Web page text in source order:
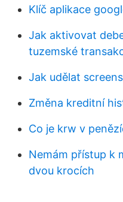
Klíč aplikace
Jak aktivovat
tuzemské
Jak udělat
Změna kreditní
Co je krw v
Nemám přístup k
dvou krocích